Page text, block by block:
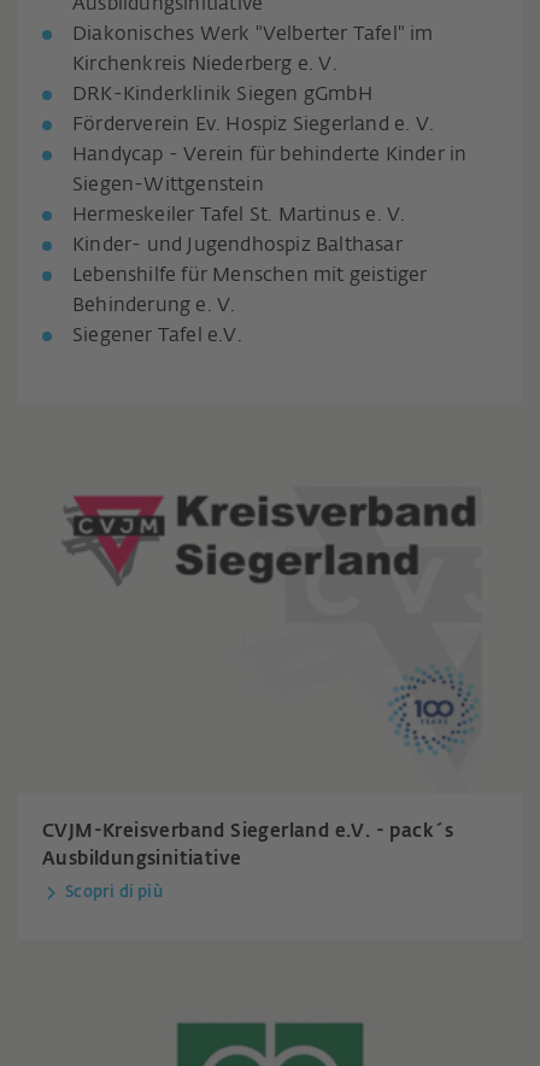
Ausbildungsinitiative
Diakonisches Werk "Velberter Tafel" im
Kirchenkreis Niederberg e. V.
DRK-Kinderklinik Siegen gGmbH
Förderverein Ev. Hospiz Siegerland e. V.
Handycap - Verein für behinderte Kinder in
Siegen-Wittgenstein
Hermeskeiler Tafel St. Martinus e. V.
Kinder- und Jugendhospiz Balthasar
Lebenshilfe für Menschen mit geistiger
Behinderung e. V.
Siegener Tafel e.V.
CVJM-Kreisverband Siegerland e.V. - pack´s
Ausbildungsinitiative
Scopri di più